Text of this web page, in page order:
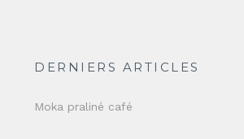
DERNIERS ARTICLES
Moka praliné café